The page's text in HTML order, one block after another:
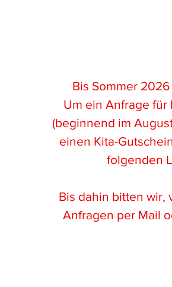
Bis Sommer
Um ein Anfrage für
(beginnend im
einen Kita-
folgenden
Bis dahin bitten wir,
Anfragen per Mail